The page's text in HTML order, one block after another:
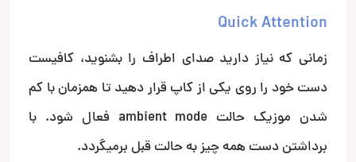
Quick Attention
زمانی که نیاز دارید صدای اطراف را بشنوید، کافیست
دست خود را روی یکی از کاپ قرار دهید تا همزمان با کم
شدن موزیک حالت ambient mode فعال شود. با
برداشتن دست همه چیز به حالت قبل برمیگردد.